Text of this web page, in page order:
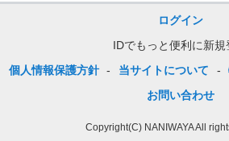
ログイン
IDでもっと便利に新規
個人情報保護方針 - 当サイトについて -
お問い合わせ
Copyright(C) NANIWAYA All